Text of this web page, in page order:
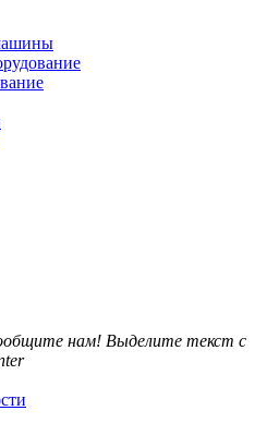
нам! Выделите текст с